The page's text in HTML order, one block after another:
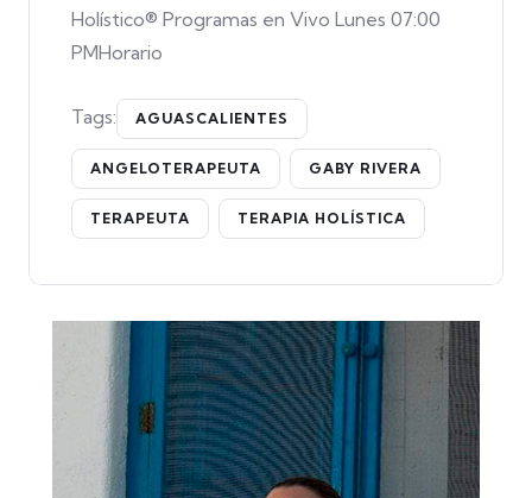
Holístico® Programas en Vivo Lunes 07:00
PMHorario
Tags: AGUASCALIENTES
ANGELOTERAPEUTA GABY RIVERA
TERAPEUTA TERAPIA HOLÍSTICA